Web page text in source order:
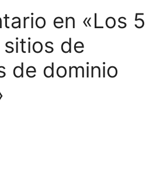
en «Los 5
de
de dominio